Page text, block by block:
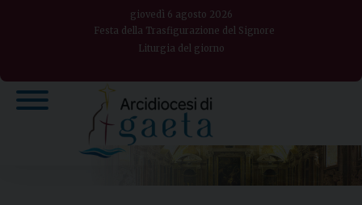
giovedì 6 agosto 2026
Festa della Trasfigurazione del Signore
Liturgia del giorno